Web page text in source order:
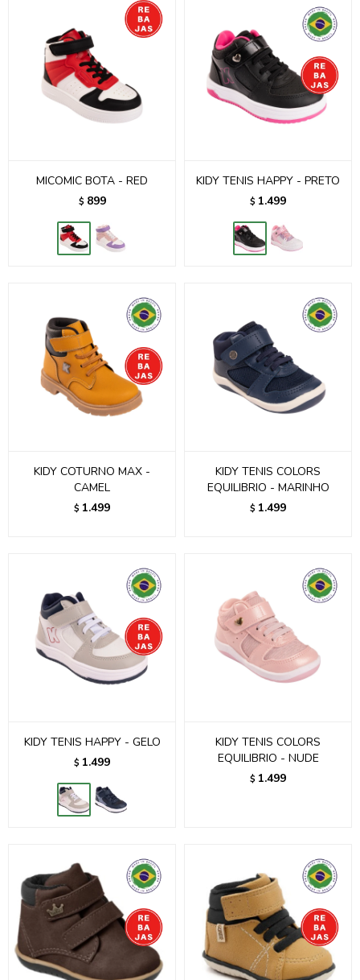
MICOMIC BOTA - RED
$ 899
KIDY TENIS HAPPY - PRETO
$ 1.499
KIDY COTURNO MAX -
CAMEL
$ 1.499
KIDY TENIS COLORS
EQUILIBRIO - MARINHO
$ 1.499
KIDY TENIS HAPPY - GELO
$ 1.499
KIDY TENIS COLORS
EQUILIBRIO - NUDE
$ 1.499